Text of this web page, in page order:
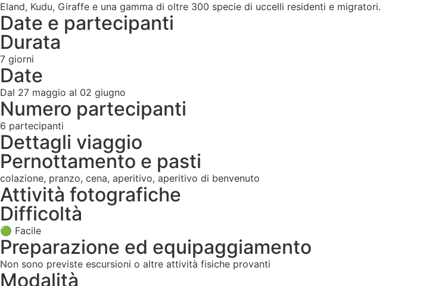
Eland, Kudu, Giraffe e una gamma di oltre 300 specie di uccelli residenti e migratori.
Date e partecipanti
Durata
7 giorni
Date
Dal 27 maggio al 02 giugno
Numero partecipanti
6 partecipanti
Dettagli viaggio
Pernottamento e pasti
colazione, pranzo, cena, aperitivo, aperitivo di benvenuto
Attività fotografiche
Difficoltà
🟢 Facile
Preparazione ed equipaggiamento
Non sono previste escursioni o altre attività fisiche provanti
Modalità